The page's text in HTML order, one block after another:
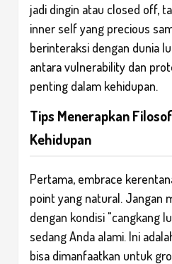
jadi dingin atau closed off,
inner self yang precious
berinteraksi dengan dunia
antara vulnerability dan
penting dalam kehidupan.
Tips Menerapkan
Kehidupan
Pertama, embrace
point yang natural. Jangan
dengan kondisi "cangkang
sedang Anda alami. Ini
bisa dimanfaatkan untuk